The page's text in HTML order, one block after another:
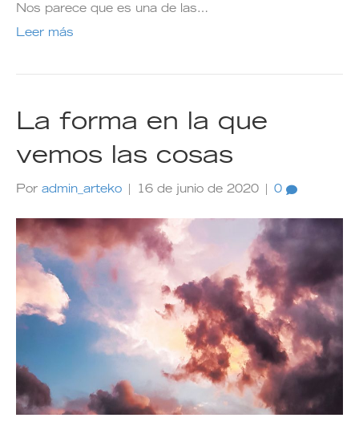
Nos parece que es una de las…
Leer más
La forma en la que
vemos las cosas
Por admin_arteko 16 de junio de 2020 0